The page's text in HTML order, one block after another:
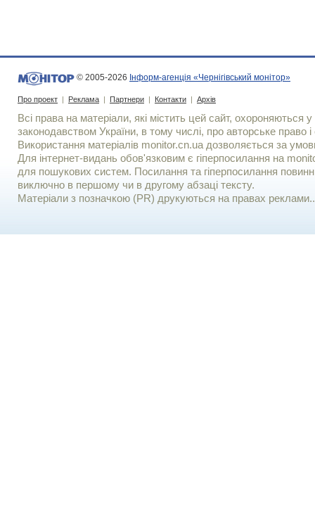
© 2005-2026 Інформ-агенція «Чернігівський монітор»
Про проект | Реклама | Партнери | Контакти | Архів
Всі права на матеріали, які містить цей сайт, охороняються у
законодавством України, в тому числі, про авторське право і
Використання матерiалiв monitor.cn.ua дозволяється за
Для iнтернет-видань обов'язковим є гiперпосилання на
для пошукових систем. Посилання та гіперпосилання
виключно в першому чи в другому абзаці тексту.
Матеріали з позначкою (PR) друкуються на правах реклами..